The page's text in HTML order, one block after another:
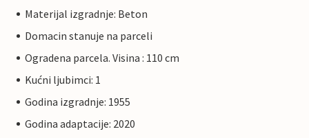
Materijal izgradnje: Beton
Domacin stanuje na parceli
Ogradena parcela. Visina : 110 cm
Kućni ljubimci: 1
Godina izgradnje: 1955
Godina adaptacije: 2020